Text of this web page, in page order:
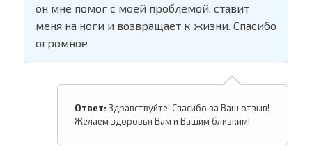
он мне помог с моей проблемой, ставит
меня на ноги и возвращает к жизни. Спасибо
огромное
Ответ: Здравствуйте! Спасибо за Ваш отзыв!
Желаем здоровья Вам и Вашим близким!